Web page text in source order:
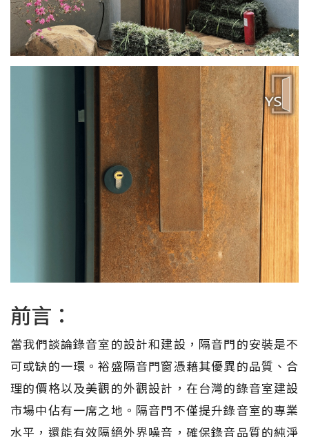
前言：
當我們談論錄音室的設計和建設，隔音門的安裝是不
可或缺的一環。裕盛隔音門窗憑藉其優異的品質、合
理的價格以及美觀的外觀設計，在台灣的錄音室建設
市場中佔有一席之地。隔音門不僅提升錄音室的專業
水平，還能有效隔絕外界噪音，確保錄音品質的純淨